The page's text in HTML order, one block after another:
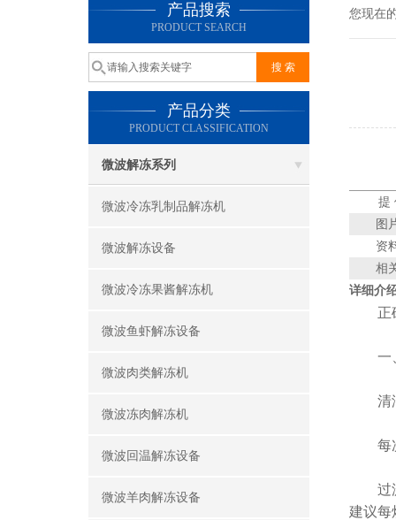
产品搜索
PRODUCT SEARCH
产品分类
PRODUCT CLASSIFICATION
微波解冻系列
微波冷冻乳制品解冻机
微波解冻设备
微波冷冻果酱解冻机
微波鱼虾解冻设备
微波肉类解冻机
微波冻肉解冻机
微波回温解冻设备
微波羊肉解冻设备
您现在
提
图
资
相
详细介
正确
一、
清
每次
过滤
建议每